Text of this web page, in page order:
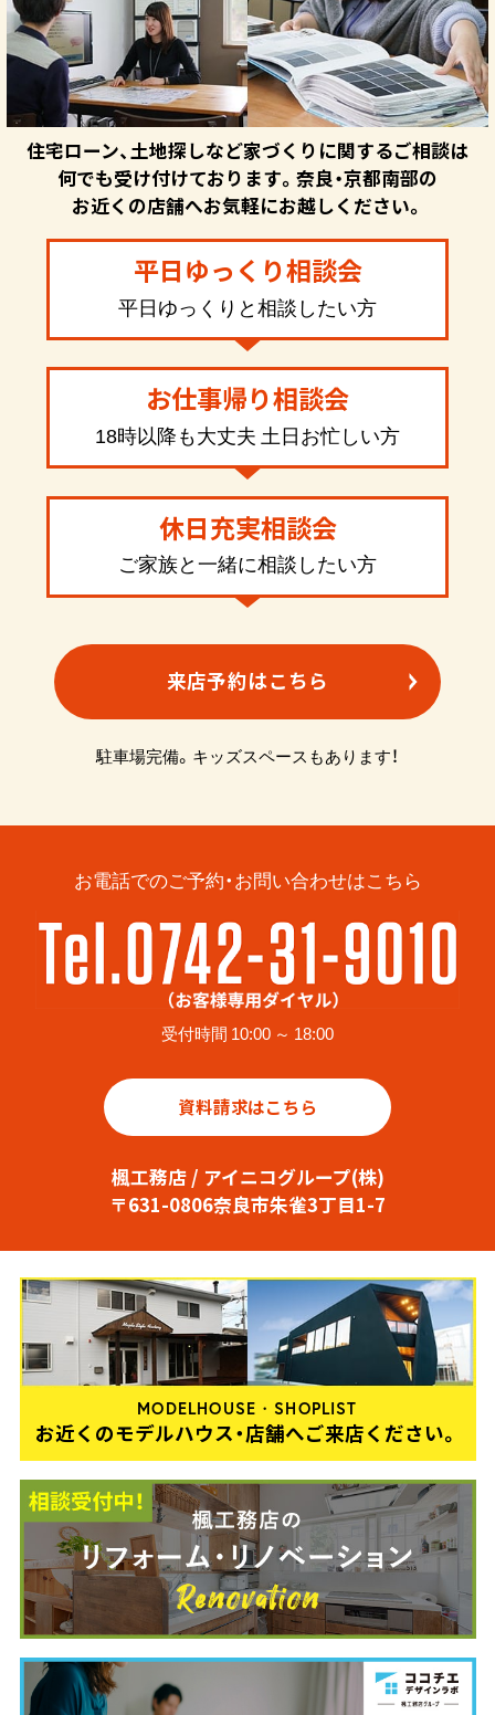
住宅ローン、土地探しなど家づくりに関するご相談は
何でも受け付けております。奈良・京都南部の
お近くの店舗へお気軽にお越しください。
平日ゆっくり相談会
平日ゆっくりと相談したい方
お仕事帰り相談会
18時以降も大丈夫 土日お忙しい方
休日充実相談会
ご家族と一緒に相談したい方
来店予約はこちら
駐車場完備。キッズスペースもあります！
お電話でのご予約・お問い合わせはこちら
受付時間 10:00 ～ 18:00
資料請求はこちら
楓工務店 / アイニコグループ(株)
〒631-0806奈良市朱雀3丁目1-7
MODELHOUSE・SHOPLIST
お近くのモデルハウス・店舗へご来店ください。